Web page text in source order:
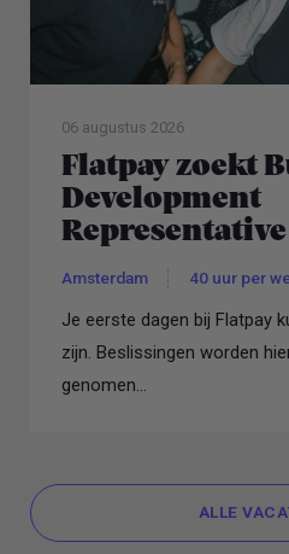
06 augustus 2026
Flatpay zoekt
Development
Representative
Amsterdam 40 uur per
Je eerste dagen bij Flatpay
zijn. Beslissingen worden
genomen...
ALLE